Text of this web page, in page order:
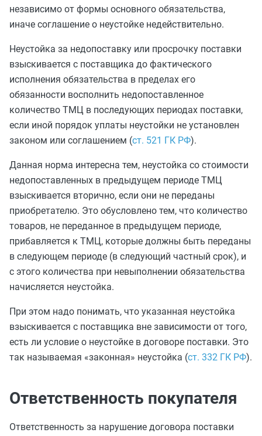
независимо от формы основного обязательства,
иначе соглашение о неустойке недействительно.
Неустойка за недопоставку или просрочку поставки
взыскивается с поставщика до фактического
исполнения обязательства в пределах его
обязанности восполнить недопоставленное
количество ТМЦ в последующих периодах поставки,
если иной порядок уплаты неустойки не установлен
законом или соглашением (ст. 521 ГК РФ).
Данная норма интересна тем, неустойка со стоимости
недопоставленных в предыдущем периоде ТМЦ
взыскивается вторично, если они не переданы
приобретателю. Это обусловлено тем, что количество
товаров, не переданное в предыдущем периоде,
прибавляется к ТМЦ, которые должны быть переданы
в следующем периоде (в следующий частный срок), и
с этого количества при невыполнении обязательства
начисляется неустойка.
При этом надо понимать, что указанная неустойка
взыскивается с поставщика вне зависимости от того,
есть ли условие о неустойке в договоре поставки. Это
так называемая «законная» неустойка (ст. 332 ГК РФ).
Ответственность покупателя
Ответственность за нарушение договора поставки